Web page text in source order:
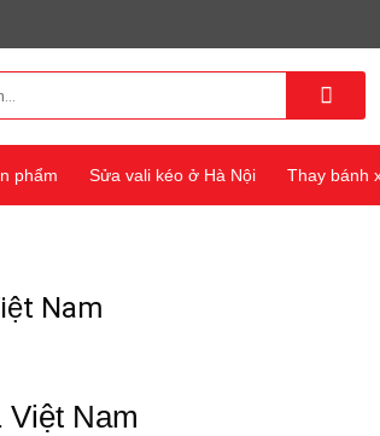
phẩm Sửa vali kéo ở Hà Nội Thay bánh
Nam
Việt Nam